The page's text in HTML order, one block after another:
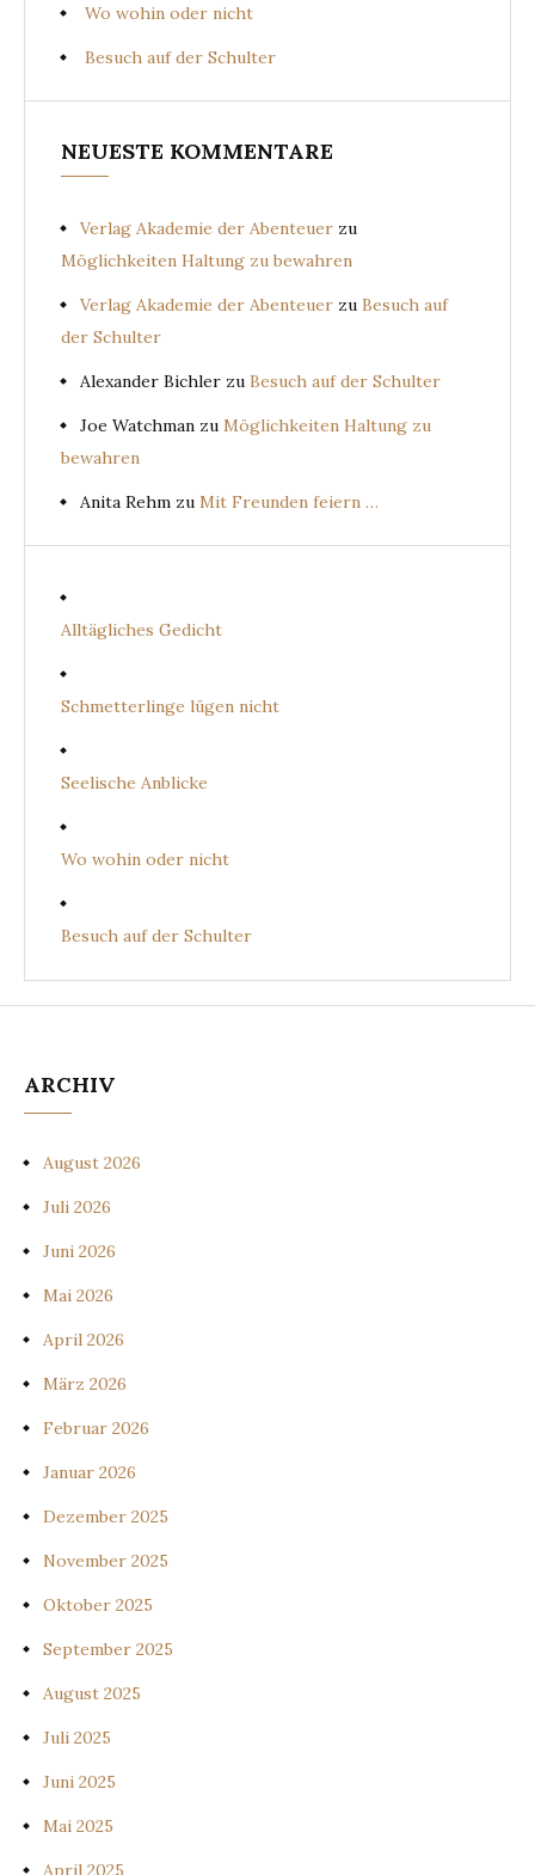
Wo wohin oder nicht
Besuch auf der Schulter
NEUESTE KOMMENTARE
Verlag Akademie der Abenteuer zu
Möglichkeiten Haltung zu bewahren
Verlag Akademie der Abenteuer zu Besuch auf
der Schulter
Alexander Bichler zu Besuch auf der Schulter
Joe Watchman zu Möglichkeiten Haltung zu
bewahren
Anita Rehm zu Mit Freunden feiern …
Alltägliches Gedicht
Schmetterlinge lügen nicht
Seelische Anblicke
Wo wohin oder nicht
Besuch auf der Schulter
ARCHIV
August 2026
Juli 2026
Juni 2026
Mai 2026
April 2026
März 2026
Februar 2026
Januar 2026
Dezember 2025
November 2025
Oktober 2025
September 2025
August 2025
Juli 2025
Juni 2025
Mai 2025
April 2025